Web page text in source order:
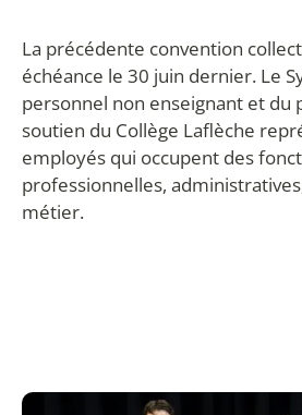
La précédente convention
échéance le 30 juin dernier. Le
personnel non enseignant et du
soutien du Collège Laflèche
employés qui occupent des
professionnelles,
métier.